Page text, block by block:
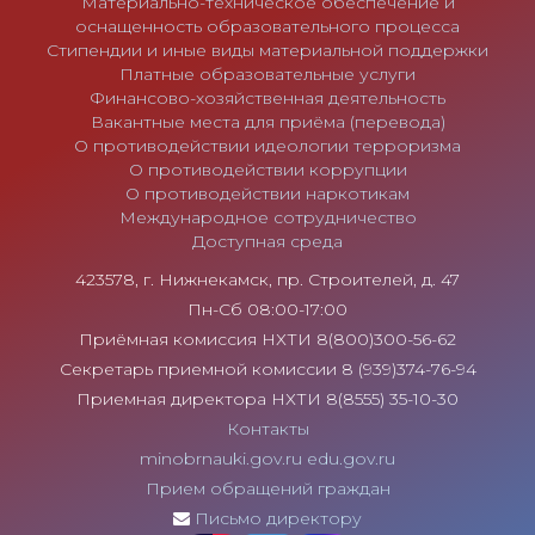
оснащенность образовательного процесса
Стипендии и иные виды материальной поддержки
Платные образовательные услуги
Финансово-хозяйственная деятельность
Вакантные места для приёма (перевода)
О противодействии идеологии терроризма
О противодействии коррупции
О противодействии наркотикам
Международное сотрудничество
Доступная среда
423578, г. Нижнекамск, пр. Строителей, д. 47
Пн-Сб 08:00-17:00
Приёмная комиссия НХТИ 8(800)300-56-62
Секретарь приемной комиссии 8 (939)374-76-94
Приемная директора НХТИ 8(8555) 35-10-30
Контакты
minobrnauki.gov.ru edu.gov.ru
Прием обращений граждан
Письмо директору